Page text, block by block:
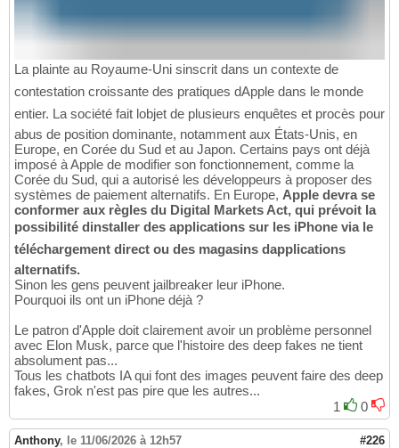
La plainte au Royaume-Uni sinscrit dans un contexte de
contestation croissante des pratiques dApple dans le monde
entier. La société fait lobjet de plusieurs enquêtes et procès pour
abus de position dominante, notamment aux États-Unis, en
Europe, en Corée du Sud et au Japon. Certains pays ont déjà
imposé à Apple de modifier son fonctionnement, comme la
Corée du Sud, qui a autorisé les développeurs à proposer des
systèmes de paiement alternatifs. En Europe, Apple devra se
conformer aux règles du Digital Markets Act, qui prévoit la
possibilité dinstaller des applications sur les iPhone via le
téléchargement direct ou des magasins dapplications
alternatifs.
Sinon les gens peuvent jailbreaker leur iPhone.
Pourquoi ils ont un iPhone déjà ?
Le patron d'Apple doit clairement avoir un problème personnel
avec Elon Musk, parce que l'histoire des deep fakes ne tient
absolument pas...
Tous les chatbots IA qui font des images peuvent faire des deep
fakes, Grok n'est pas pire que les autres...
1
0
Anthony, le 11/06/2026 à 12h57 #226